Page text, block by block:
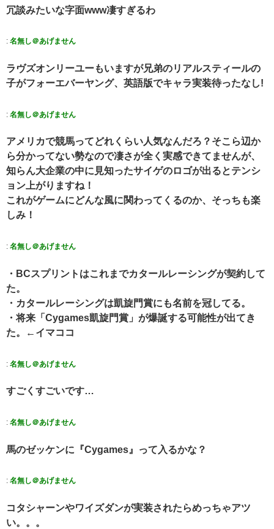
冗談みたいな字面www凄すぎるわ
: 名無し＠あげません
ラヴズオンリーユーもいますが兄弟のリアルスティールの
子がフォーエバーヤング、英語版でキャラ実装待ったなし!
: 名無し＠あげません
アメリカで競馬ってどれくらい人気なんだろ？そこら辺か
ら分かってない勢なので凄さが全く実感できてませんが、
知らん大企業の中に見知ったサイゲのロゴが出るとテンシ
ョン上がりますね！
これがゲームにどんな風に関わってくるのか、そっちも楽
しみ！
: 名無し＠あげません
・BCスプリントはこれまでカタールレーシングが契約して
た。
・カタールレーシングは凱旋門賞にも名前を冠してる。
・将来「Cygames凱旋門賞」が爆誕する可能性が出てき
た。←イマココ
: 名無し＠あげません
すごくすごいです…
: 名無し＠あげません
馬のゼッケンに『Cygames』って入るかな？
: 名無し＠あげません
コタシャーンやワイズダンが実装されたらめっちゃアツ
い。。。